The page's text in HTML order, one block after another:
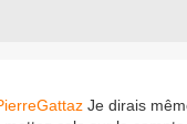
Je dirais